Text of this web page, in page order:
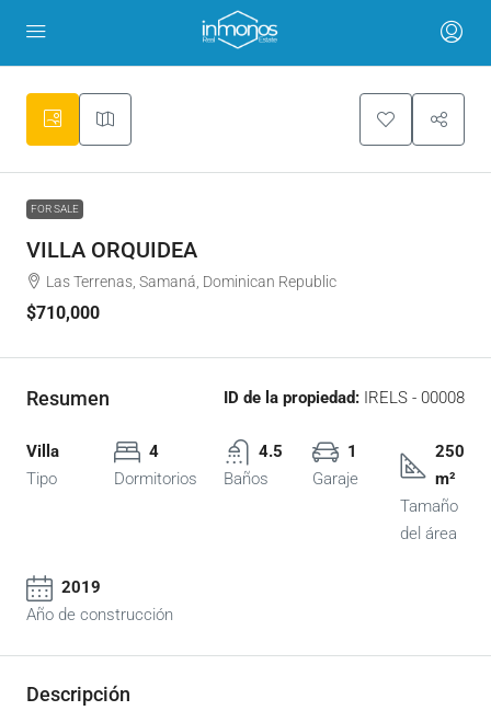
FOR SALE
VILLA ORQUIDEA
Las Terrenas, Samaná, Dominican Republic
$710,000
Resumen ID de la propiedad: IRELS - 00008
Villa
Tipo
4
Dormitorios
4.5
Baños
1
Garaje
250
m²
Tamaño
del área
2019
Año de construcción
Descripción